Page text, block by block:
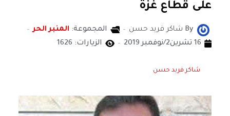
على قطاع غزة
By شاكر فريد حسن المجموعة: المنبر الحر
16 تشرين2/نوفمبر 2019
الزيارات: 1626
شاكر فريد حسن